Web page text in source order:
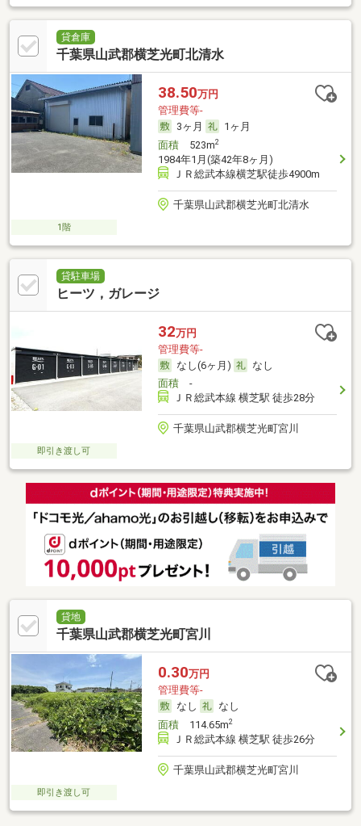
貸倉庫
千葉県山武郡横芝光町北清水
38.50万円
管理費等-
3ヶ月
1ヶ月
面積523m2
1984年1月(築42年8ヶ月)
ＪＲ総武本線横芝駅徒歩4900m
千葉県山武郡横芝光町北清水
1階
貸駐車場
ヒーツ，ガレージ
32万円
管理費等-
なし(6ヶ月)
なし
面積-
ＪＲ総武本線 横芝駅 徒歩28分
千葉県山武郡横芝光町宮川
即引き渡し可
貸地
千葉県山武郡横芝光町宮川
0.30万円
管理費等-
なし
なし
面積114.65m2
ＪＲ総武本線 横芝駅 徒歩26分
千葉県山武郡横芝光町宮川
即引き渡し可